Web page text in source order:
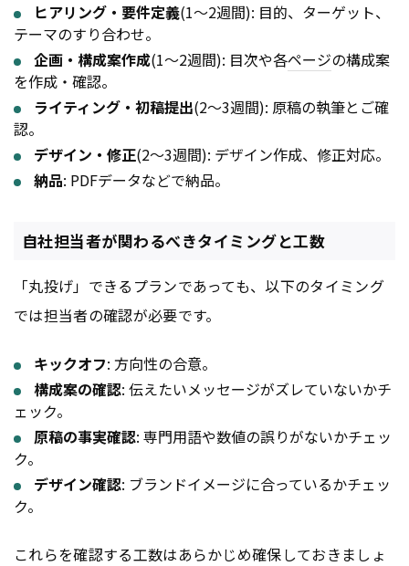
ヒアリング・要件定義(1〜2週間): 目的、ターゲット、
テーマのすり合わせ。
企画・構成案作成(1〜2週間): 目次や各ページの構成案
を作成・確認。
ライティング・初稿提出(2〜3週間): 原稿の執筆とご確
認。
デザイン・修正(2〜3週間): デザイン作成、修正対応。
納品: PDFデータなどで納品。
自社担当者が関わるべきタイミングと工数
「丸投げ」できるプランであっても、以下のタイミング
では担当者の確認が必要です。
キックオフ: 方向性の合意。
構成案の確認: 伝えたいメッセージがズレていないかチ
ェック。
原稿の事実確認: 専門用語や数値の誤りがないかチェッ
ク。
デザイン確認: ブランドイメージに合っているかチェッ
ク。
これらを確認する工数はあらかじめ確保しておきましょ